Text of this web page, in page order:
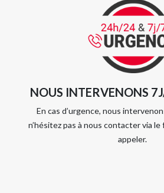
NOUS INTERVENONS
En cas d’urgence, nous
n’hésitez pas à nous contacter via le
appeler.